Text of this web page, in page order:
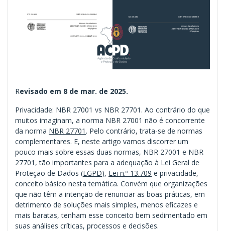
Revisado em 8 de mar. de 2025.
Privacidade: NBR 27001 vs NBR 27701. Ao contrário do que
muitos imaginam, a norma NBR 27001 não é concorrente
da norma NBR 27701 . Pelo contrário, trata-se de normas
complementares. E, neste artigo vamos discorrer um
pouco mais sobre essas duas normas, NBR 27001 e NBR
27701, tão importantes para a adequação à Lei Geral de
Proteção de Dados (LGPD), Lei n.º 13.709 e privacidade,
conceito básico nesta temática. Convém que organizações
que não têm a intenção de renunciar as boas práticas, em
detrimento de soluções mais simples, menos eficazes e
mais baratas, tenham esse conceito bem sedimentado em
suas análises críticas, processos e decisões.